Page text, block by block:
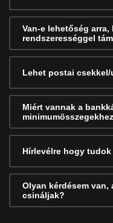
Van-e lehetőség
rendszerességgel
Lehet postai
Miért vannak a
Hírlevélre hogy
Olyan kérdésem
csináljak?